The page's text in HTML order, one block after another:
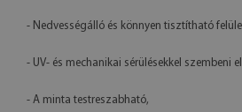
- Nedvességálló és könnyen tisztítható
- UV- és mechanikai sérülésekkel szembeni
- A minta testreszabható,